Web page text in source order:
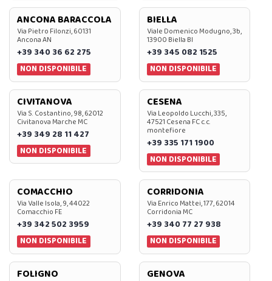
ANCONA BARACCOLA
Via Pietro Filonzi, 60131
Ancona AN
+39 340 36 62 275
NON DISPONIBILE
BIELLA
Viale Domenico Modugno, 3b,
13900 Biella BI
+39 345 082 1525
NON DISPONIBILE
CIVITANOVA
Via S. Costantino, 98, 62012
Civitanova Marche MC
+39 349 28 11 427
NON DISPONIBILE
CESENA
Via Leopoldo Lucchi, 335,
47521 Cesena FC c.c.
montefiore
+39 335 171 1900
NON DISPONIBILE
COMACCHIO
Via Valle Isola, 9, 44022
Comacchio FE
+39 342 502 3959
NON DISPONIBILE
CORRIDONIA
Via Enrico Mattei, 177, 62014
Corridonia MC
+39 340 77 27 938
NON DISPONIBILE
FOLIGNO GENOVA